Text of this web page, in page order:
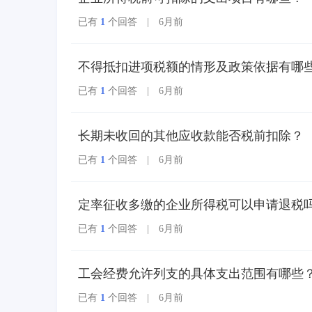
多个票种集成归并为电
发票实行全国统一赋
码、自动流转交付。
已有 1 个回答 | 6月前
不得抵扣进项税额的情形及政策依据有哪
已有 1 个回答 | 6月前
长期未收回的其他应收款能否税前扣除？
已有 1 个回答 | 6月前
定率征收多缴的企业所得税可以申请退税
已有 1 个回答 | 6月前
工会经费允许列支的具体支出范围有哪些？
已有 1 个回答 | 6月前